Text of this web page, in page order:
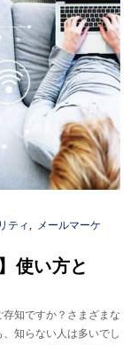
ティ
メールマーケ
使い方と
知ですか？さまざまな
知らない人は多いでし